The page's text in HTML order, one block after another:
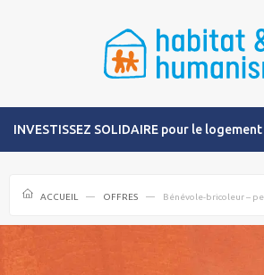
INVESTISSEZ SOLIDAIRE pour le
ACCUEIL OFFRES Bénévole-bricoleur –